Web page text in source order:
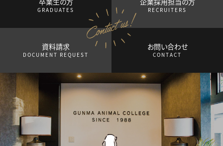
GRADUATES RECRUITERS
資料請求
DOCUMENT REQUEST
お問い合わせ
CONTACT